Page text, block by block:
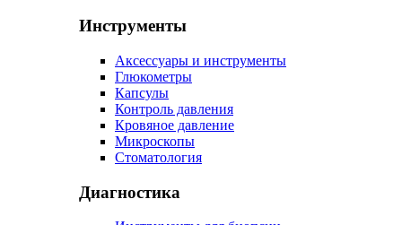
Инструменты
Аксессуары и инструменты
Глюкометры
Капсулы
Контроль давления
Кровяное давление
Микроскопы
Стоматология
Диагностика